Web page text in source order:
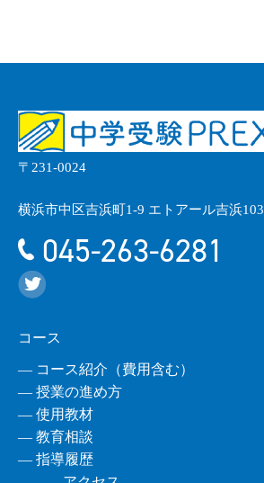
〒231-0024
横浜市中区吉浜町1-9 エトアール吉浜103
045-263-6281
コース
― コース紹介（費用含む）
― 授業の進め方
― 使用教材
― 教育相談
― 指導履歴